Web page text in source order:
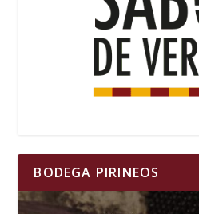
BODEGA PIRINEOS